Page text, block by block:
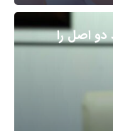
دو اصل را